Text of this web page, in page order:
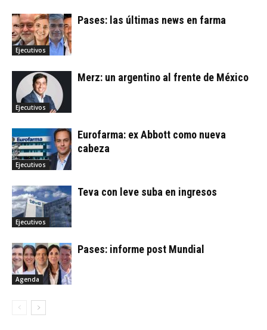
Ejecutivos
Pases: las últimas news en farma
Ejecutivos
Merz: un argentino al frente de México
Ejecutivos
Eurofarma: ex Abbott como nueva
cabeza
Ejecutivos
Teva con leve suba en ingresos
Agenda
Pases: informe post Mundial